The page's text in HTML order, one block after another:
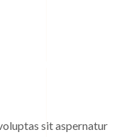
sit aspernatur